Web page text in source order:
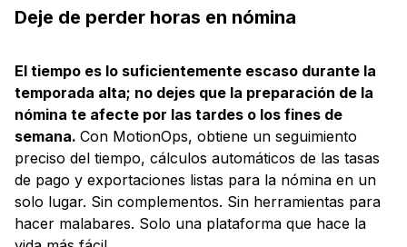
Deje de perder horas en nómina
El tiempo es lo suficientemente escaso durante la
temporada alta; no dejes que la preparación de la
nómina te afecte por las tardes o los fines de
semana. Con MotionOps, obtiene un seguimiento
preciso del tiempo, cálculos automáticos de las tasas
de pago y exportaciones listas para la nómina en un
solo lugar. Sin complementos. Sin herramientas para
hacer malabares. Solo una plataforma que hace la